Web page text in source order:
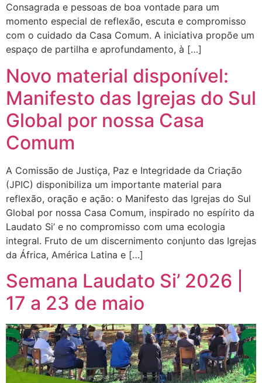
Consagrada e pessoas de boa vontade para um
momento especial de reflexão, escuta e compromisso
com o cuidado da Casa Comum. A iniciativa propõe um
espaço de partilha e aprofundamento, à […]
Novo material disponível:
Manifesto das Igrejas do Sul
Global por nossa Casa
Comum
A Comissão de Justiça, Paz e Integridade da Criação
(JPIC) disponibiliza um importante material para
reflexão, oração e ação: o Manifesto das Igrejas do Sul
Global por nossa Casa Comum, inspirado no espírito da
Laudato Si’ e no compromisso com uma ecologia
integral. Fruto de um discernimento conjunto das Igrejas
da África, América Latina e […]
Semana Laudato Si’ 2026 |
17 a 23 de maio